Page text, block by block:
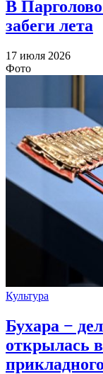
В
забеги лета
17 июля 2026
Фото
Культура
Бухара −
открылась